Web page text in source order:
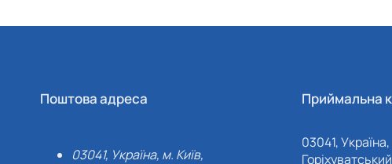
Поштова адреса
03041, Україна, м. Київ,
Приймальна
03041,